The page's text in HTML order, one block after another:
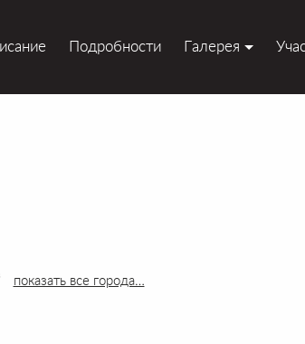
Подробности Галерея
показать все города…